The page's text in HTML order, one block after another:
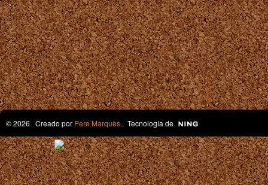
© 2026 Creado por Pere Marquès. Tecnología de